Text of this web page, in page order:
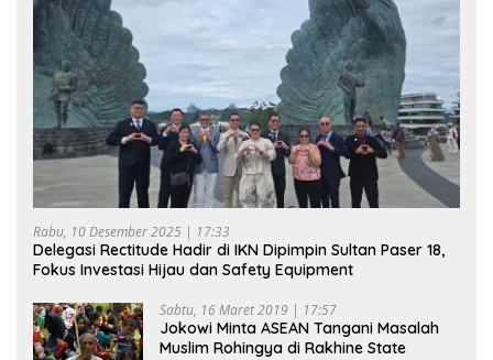
Rabu, 10 Desember 2025 | 17:33
Delegasi Rectitude Hadir di IKN Dipimpin Sultan Paser 18,
Fokus Investasi Hijau dan Safety Equipment
Sabtu, 16 Maret 2019 | 17:57
Jokowi Minta ASEAN Tangani Masalah
Muslim Rohingya di Rakhine State